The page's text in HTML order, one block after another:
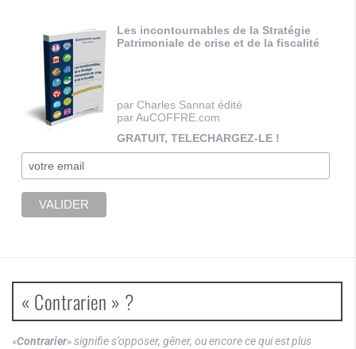
Les incontournables de la Stratégie
Patrimoniale de crise et de la fiscalité
par Charles Sannat édité
par AuCOFFRE.com
GRATUIT, TELECHARGEZ-LE !
« Contrarien » ?
«Contrarier» signifie s’opposer, gêner, ou encore ce qui est plus